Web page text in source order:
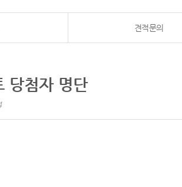
견적문의
당첨자 명단